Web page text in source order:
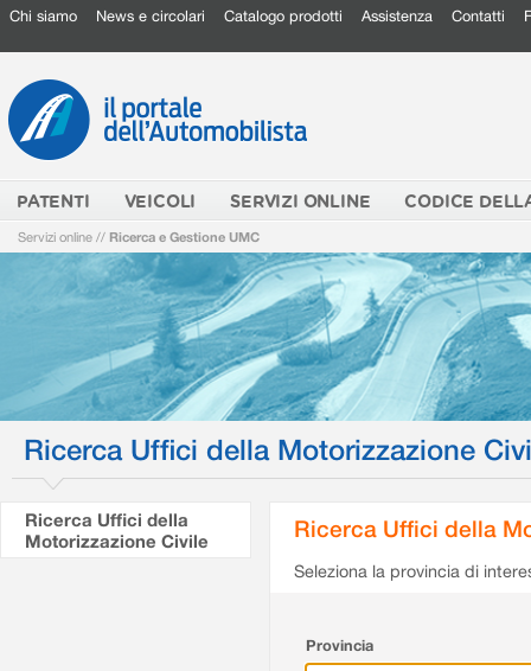
Chi siamo News e circolari Catalogo prodotti Assistenza Contatti
PATENTI VEICOLI SERVIZI ONLINE CODICE
Servizi online // Ricerca e Gestione UMC
Ricerca Uffici della Motorizzazione
Ricerca Uffici della
Motorizzazione Civile
Ricerca Uffici della
Seleziona la provincia di
Provincia